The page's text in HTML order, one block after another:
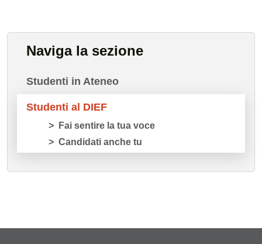
Naviga la sezione
Studenti in Ateneo
Studenti al DIEF
Fai sentire la tua voce
Candidati anche tu